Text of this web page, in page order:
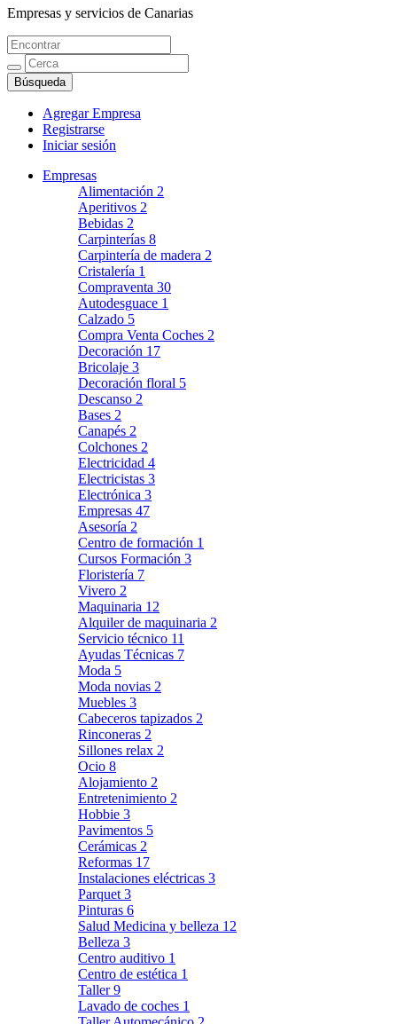
Empresas y servicios de Canarias
Agregar Empresa
Registrarse
Iniciar sesión
Empresas
Alimentación 2
Aperitivos 2
Bebidas 2
Carpinterías 8
Carpintería de madera 2
Cristalería 1
Compraventa 30
Autodesguace 1
Calzado 5
Compra Venta Coches 2
Decoración 17
Bricolaje 3
Decoración floral 5
Descanso 2
Bases 2
Canapés 2
Colchones 2
Electricidad 4
Electricistas 3
Electrónica 3
Empresas 47
Asesoría 2
Centro de formación 1
Cursos Formación 3
Floristería 7
Vivero 2
Maquinaria 12
Alquiler de maquinaria 2
Servicio técnico 11
Ayudas Técnicas 7
Moda 5
Moda novias 2
Muebles 3
Cabeceros tapizados 2
Rinconeras 2
Sillones relax 2
Ocio 8
Alojamiento 2
Entretenimiento 2
Hobbie 3
Pavimentos 5
Cerámicas 2
Reformas 17
Instalaciones eléctricas 3
Parquet 3
Pinturas 6
Salud Medicina y belleza 12
Belleza 3
Centro auditivo 1
Centro de estética 1
Taller9
Lavado de coches 1